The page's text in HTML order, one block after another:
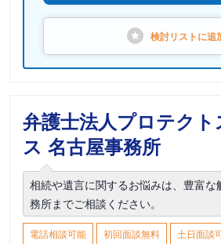
検討リストに追
弁護士法人プロテクト
ス 名古屋事務所
相続や遺言に関するお悩みは、豊富
務所までご相談ください。
電話相談可能 初回面談無料 土日面談